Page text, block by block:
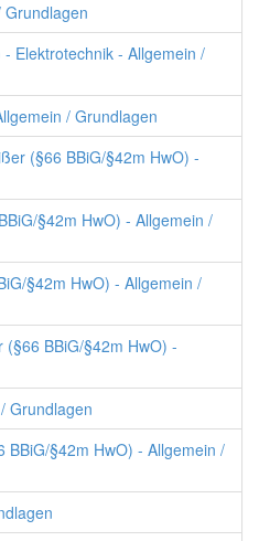
Elektrotechnik - Allgemein /
/ Grundlagen
(§66 BBiG/§42m HwO) -
§42m HwO) - Allgemein /
§42m HwO) - Allgemein /
BBiG/§42m HwO) -
Grundlagen
BBiG/§42m HwO) - Allgemein /